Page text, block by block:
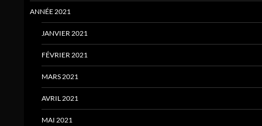
ANNÉE 2021
JANVIER 2021
FÉVRIER 2021
MARS 2021
AVRIL 2021
MAI 2021